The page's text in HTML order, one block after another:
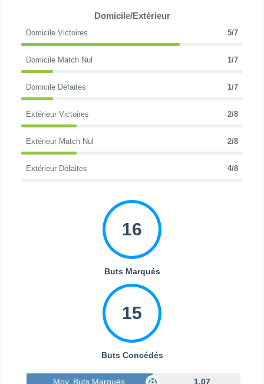
Domicile/Extérieur
Domicile Victoires 5/7
Domicile Match Nul 1/7
Domicile Défaites 1/7
Extérieur Victoires 2/8
Extérieur Match Nul 2/8
Extérieur Défaites 4/8
16
Buts Marqués
15
Buts Concédés
Moy. Buts Marqués 1.07